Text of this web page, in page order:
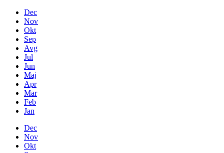
Dec
Nov
Okt
Sep
Avg
Jul
Jun
Maj
Apr
Mar
Feb
Jan
Dec
Nov
Okt